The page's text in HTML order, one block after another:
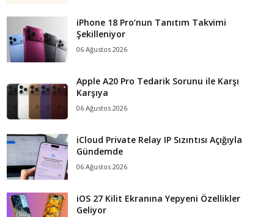
iPhone 18 Pro’nun Tanıtım Takvimi
Şekilleniyor
06 Ağustos 2026
Apple A20 Pro Tedarik Sorunu ile Karşı
Karşıya
06 Ağustos 2026
iCloud Private Relay IP Sızıntısı Açığıyla
Gündemde
06 Ağustos 2026
iOS 27 Kilit Ekranına Yepyeni Özellikler
Geliyor